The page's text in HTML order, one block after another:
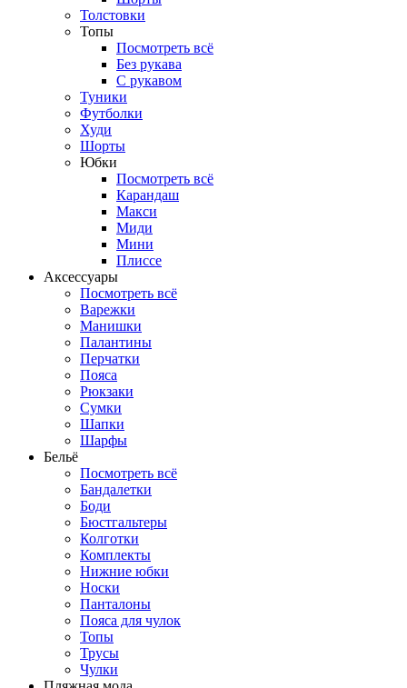
Толстовки
Топы
Посмотреть всё
Без рукава
С рукавом
Туники
Футболки
Худи
Шорты
Юбки
Посмотреть всё
Карандаш
Макси
Миди
Мини
Плиссе
Аксессуары
Посмотреть всё
Варежки
Манишки
Палантины
Перчатки
Пояса
Рюкзаки
Сумки
Шапки
Шарфы
Бельё
Посмотреть всё
Бандалетки
Боди
Бюстгальтеры
Колготки
Комплекты
Нижние юбки
Носки
Панталоны
Поясa для чулок
Топы
Трусы
Чулки